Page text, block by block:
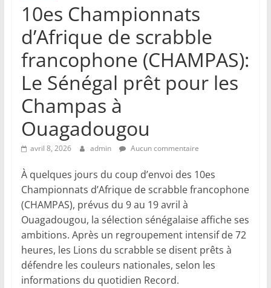
10es Championnats
d’Afrique de scrabble
francophone (CHAMPAS):
Le Sénégal prêt pour les
Champas à
Ouagadougou
avril 8, 2026 admin Aucun commentaire
À quelques jours du coup d’envoi des 10es
Championnats d’Afrique de scrabble francophone
(CHAMPAS), prévus du 9 au 19 avril à
Ouagadougou, la sélection sénégalaise affiche ses
ambitions. Après un regroupement intensif de 72
heures, les Lions du scrabble se disent prêts à
défendre les couleurs nationales, selon les
informations du quotidien Record.